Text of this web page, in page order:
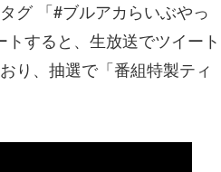
グ 「#ブルアカらいぶやっ
すると、生放送でツイート
り、抽選で「番組特製ティ